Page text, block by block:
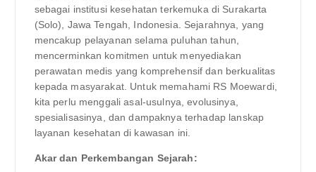
sebagai institusi kesehatan terkemuka di Surakarta
(Solo), Jawa Tengah, Indonesia. Sejarahnya, yang
mencakup pelayanan selama puluhan tahun,
mencerminkan komitmen untuk menyediakan
perawatan medis yang komprehensif dan berkualitas
kepada masyarakat. Untuk memahami RS Moewardi,
kita perlu menggali asal-usulnya, evolusinya,
spesialisasinya, dan dampaknya terhadap lanskap
layanan kesehatan di kawasan ini.
Akar dan Perkembangan Sejarah: